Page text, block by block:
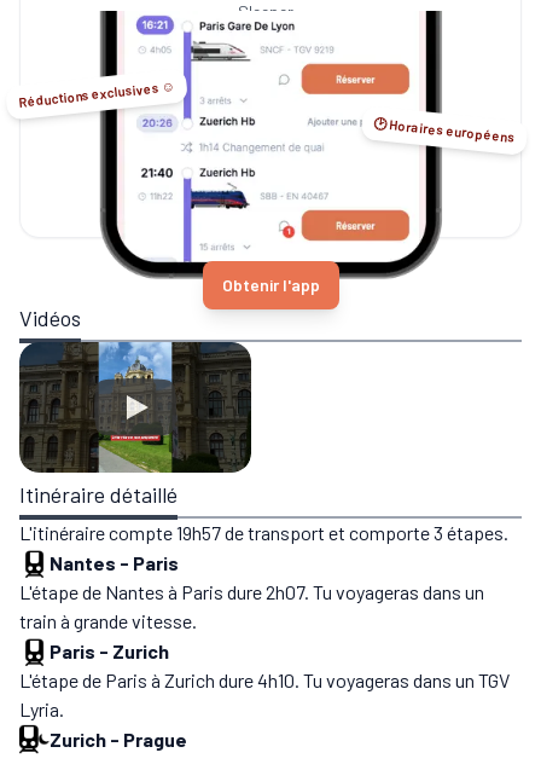
Sleeper...
Réductions exclusives ☺️
🕑 Horaires européens
Obtenir l'app
Vidéos
Itinéraire détaillé
L'itinéraire compte 19h57 de transport et comporte 3 étapes.
Nantes - Paris
L'étape de Nantes à Paris dure 2h07. Tu voyageras dans un
train à grande vitesse.
Paris - Zurich
L'étape de Paris à Zurich dure 4h10. Tu voyageras dans un TGV
Lyria.
Zurich - Prague